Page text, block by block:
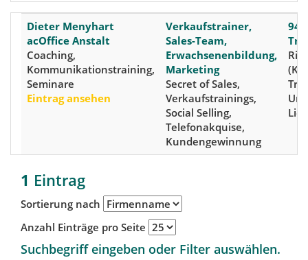
Dieter Menyhart
acOffice Anstalt
Coaching,
Kommunikationstraining,
Seminare
Eintrag ansehen
Verkaufstrainer,
Sales-Team,
Erwachsenenbildung,
Marketing
Secret of Sales,
Verkaufstrainings,
Social Selling,
Telefonakquise,
Kundengewinnung
1 Eintrag
Sortierung nach
Anzahl Einträge pro Seite
Suchbegriff eingeben oder Filter auswählen.